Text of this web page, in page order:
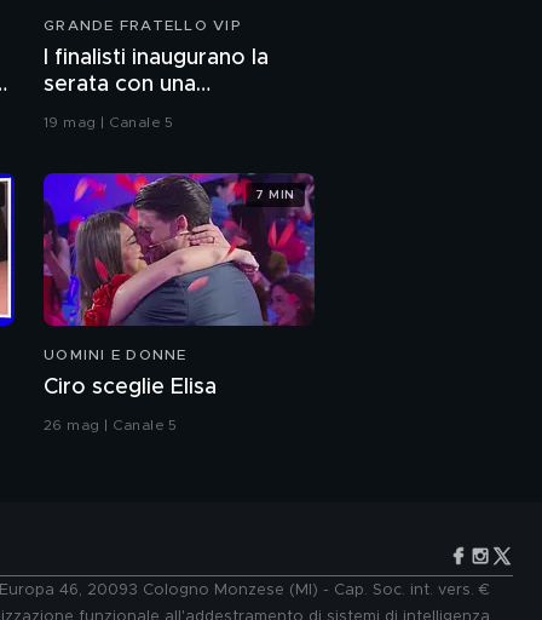
storia di una rinascita
Monica Contrafatto:
dalla carriera militare a
quella sportiva
GRANDE FRATELLO VIP
I finalisti inaugurano la
serata con una
coreografia
19 mag | Canale 5
UOMINI E DONNE
Ciro sceglie Elisa
26 mag | Canale 5
7 MIN
46, 20093 Cologno Monzese (MI) - Cap. Soc. int. vers. €